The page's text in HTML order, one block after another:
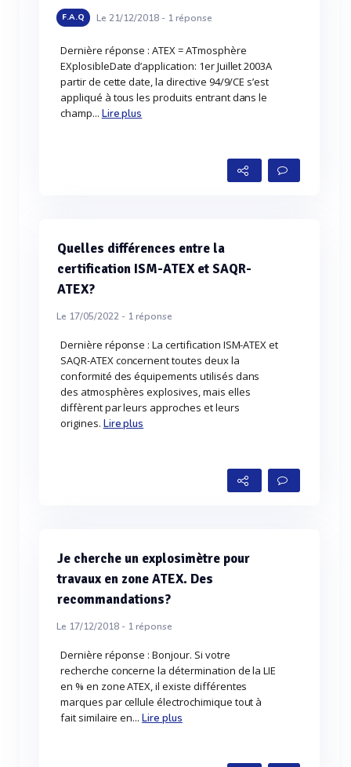
F.A.Q Le 21/12/2018 - 1réponse
Dernière réponse : ATEX = ATmosphère
EXplosibleDate d’application: 1er Juillet 2003A
partir de cette date, la directive 94/9/CE s’est
appliqué à tous les produits entrant dans le
champ... Lire plus
Quelles différences entre la
certification ISM-ATEX et SAQR-
ATEX?
Le 17/05/2022 - 1réponse
Dernière réponse : La certification ISM-ATEX et
SAQR-ATEX concernent toutes deux la
conformité des équipements utilisés dans
des atmosphères explosives, mais elles
diffèrent par leurs approches et leurs
origines. Lire plus
Je cherche un explosimètre pour
travaux en zone ATEX. Des
recommandations?
Le 17/12/2018 - 1réponse
Dernière réponse : Bonjour. Si votre
recherche concerne la détermination de la LIE
en % en zone ATEX, il existe différentes
marques par cellule électrochimique tout à
fait similaire en...Lire plus